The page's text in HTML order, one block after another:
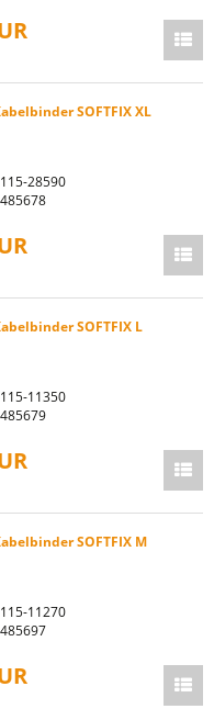
SOFTFIX XL
115-28590
485678
SOFTFIX L
115-11350
485679
SOFTFIX M
115-11270
485697